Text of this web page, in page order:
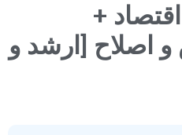
اقتصاد +
اصلاح [ارشد و